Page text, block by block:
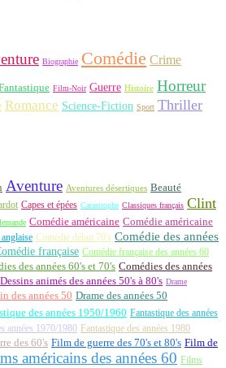
Biographie Comédie Crime
Film-Noir Guerre Histoire Horreur
Romance Science-Fiction Sport Thriller
Aventure Aventures désertiques Beauté
Capes et épées Catastrophe Classiques français Clint
Comédie américaine Comédie américaine
Comédie début 70's Comédie des années
française Comédie française des années 60
des années 60's et 70's Comédies des années
Dessins animés des années 50's à 80's Drame
des années 50 Drame des années 50
des années 1950/1960 Fantastique des années
années 1970/1980 Fantastique des années 1980
des 60's Film de guerre des 70's et 80's Film de
américains des années 60 Films